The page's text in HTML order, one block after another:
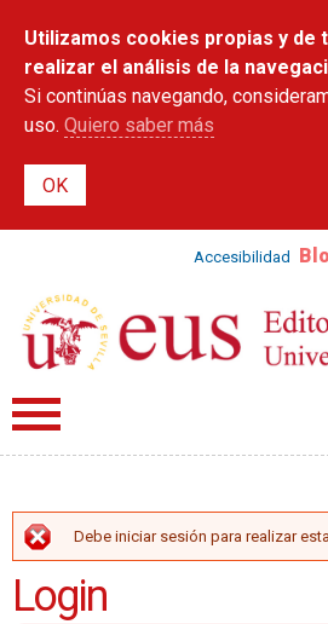
contenido
principal
Utilizamos cookies propias y de
realizar el análisis de la
Si continúas navegando,
uso. Quiero saber más
Accesibilidad
MENSAJE DE
Debe iniciar sesión para realizar
Login